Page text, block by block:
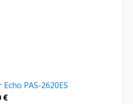
PAS-2620ES
€